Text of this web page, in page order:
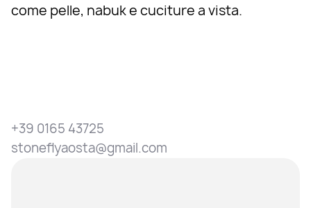
come pelle, nabuk e cuciture a vista.
+39 0165 43725
stoneflyaosta@gmail.com